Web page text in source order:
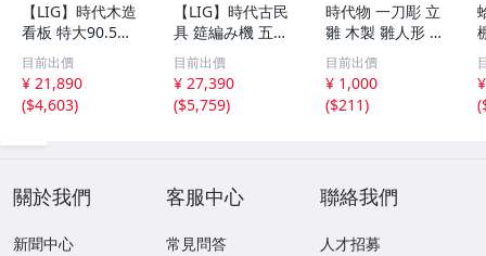
【LIG】時代木造
看板 特大90.5㎝
金彩 本舗 高田徳
左衛門 古美術品
2606.676
目前出價
¥ 21,890
($4,603)
【LIG】時代古民
具 筵編み機 五点
むしろ編み 筬 お
さ 農具 古道具 26
04.458
目前出價
¥ 27,390
($5,759)
時代物 一刀彫 立
雛 木製 雛人形 木
彫彩色 小型 2.2×
3.5×H5.7cm ひな
祭り 郷土玩具 木
工芸 置物 木彫人
目前出價
¥ 1,000
($211)
(
關於我們
新聞中心
客服中心
常見問答
聯絡我們
人才招募